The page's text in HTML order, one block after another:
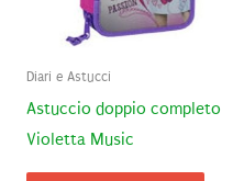
Diari e Astucci
Astuccio doppio completo
Violetta Music